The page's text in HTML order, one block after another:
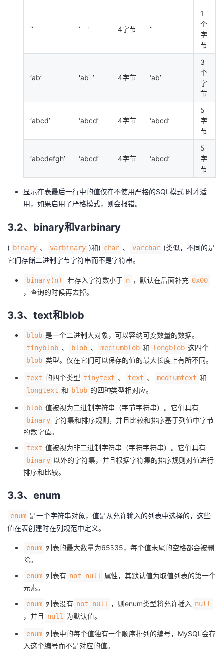
‘’ ’ ’ 4字节 ‘’
1
个
字
节
‘ab’ 'ab ’ 4字节 ‘ab’
3
个
字
节
‘abcd’ ‘abcd’ 4字节 ‘abcd’
5
字
节
‘abcdefgh’ ‘abcd’ 4字节 ‘abcd’
5
字
节
显示在表最后一行中的值仅在不使用严格的SQL模式 时才适
用，如果启用了严格模式，则会报错。
3.2、binary和varbinary
( binary 、 varbinary )和( char 、 varchar )类似，不同的是
它们存储二进制字节字符串而不是字符串。
binary(n) 若存入字符数小于 n ，默认在后面补充 0x00
，查询的时候再去掉。
3.3、text和blob
blob 是一个二进制大对象，可以容纳可变数量的数据。
tinyblob 、 blob 、 mediumblob 和 longblob 这四个
blob 类型。仅在它们可以保存的值的最大长度上有所不同。
text 的四个类型 tinytext 、 text 、 mediumtext 和
longtext 和 blob 的四种类型相对应。
blob 值被视为二进制字符串（字节字符串）。它们具有
binary 字符集和排序规则，并且比较和排序基于列值中字节
的数字值。
text 值被视为非二进制字符串（字符字符串）。它们具有
binary 以外的字符集，并且根据字符集的排序规则对值进行
排序和比较。
3.3、enum
enum 是一个字符串对象，值是从允许输入的列表中选择的，这些
值在表创建时在列规范中定义。
enum 列表的最大数量为65535，每个值末尾的空格都会被删
除。
enum 列表有 not null
属性，其默认值为取值列表的第一个
元素。
enum 列表没有 not null ，则enum类型将允许插入 null
，并且 null 为默认值。
enum 列表中的每个值独有一个顺序排列的编号，MySQL会存
入这个编号而不是对应的值。